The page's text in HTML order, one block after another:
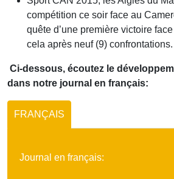
compétition ce soir face au
quête d’une première victoire
cela après neuf (9) confrontations.
Ci-dessous, écoutez le
dans notre journal en français:
FRANÇAIS
Journal en français: